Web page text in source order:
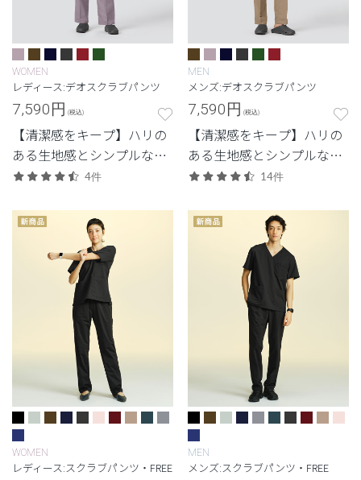
WOMEN
レディース:デオスクラブパンツ
7,590円 (税込)
【清潔感をキープ】ハリの
ある生地感とシンプルなデ
ザイン。清潔感と快適さに
ル。
4件
MEN
メンズ:デオスクラブパンツ
7,590円 (税込)
【清潔感をキープ】ハリの
ある生地感とシンプルなデ
ザイン。清潔感と快適さに
ル。
14件
WOMEN
レディース:スクラブパンツ・FREE
MEN
メンズ:スクラブパンツ・FREE